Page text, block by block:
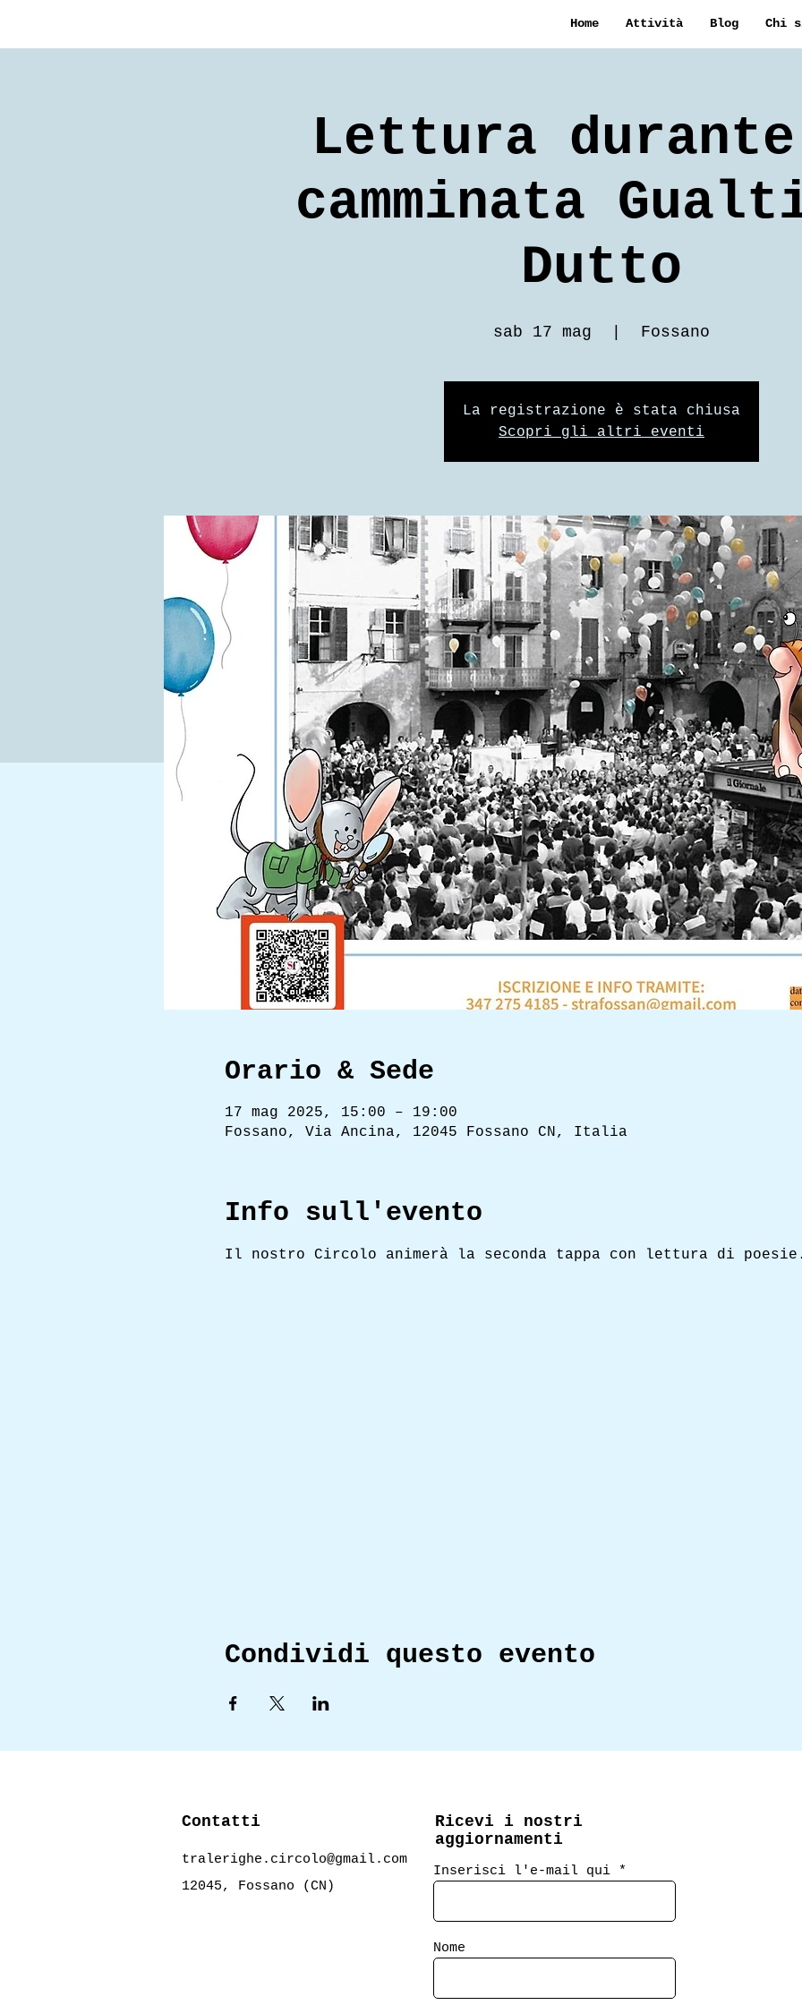
Home Attività Blog Chi
Lettura
camminata
Dutto
sab 17 mag Fossano
La registrazione è stata chiusa
Scopri gli altri eventi
Orario & Sede
17 mag 2025, 15:00 – 19:00
Fossano, Via Ancina, 12045 Fossano CN, Italia
Info sull'evento
Il nostro Circolo animerà la seconda tappa con lettura di
Condividi questo evento
Contatti
tralerighe.circolo@gmail.com
12045, Fossano (CN)
Ricevi i nostri
aggiornamenti
Inserisci l'e-mail qui
Nome